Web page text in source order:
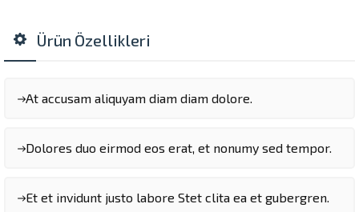
Ürün Özellikleri
At accusam aliquyam diam diam dolore.
Dolores duo eirmod eos erat, et nonumy sed tempor.
Et et invidunt justo labore Stet clita ea et gubergren.